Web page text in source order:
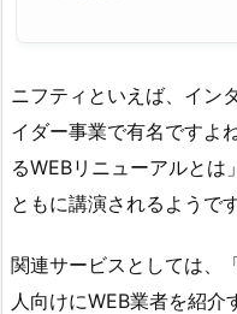
ニフティといえば、イン
イダー事業で有名ですよ
るWEBリニューアルとは
ともに講演されるようです
関連サービスとしては、
人向けにWEB業者を紹